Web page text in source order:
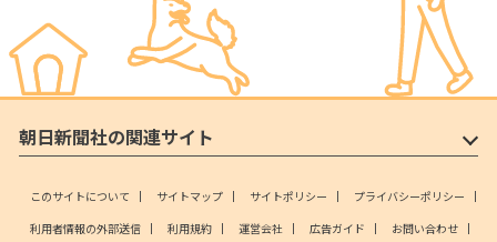
朝日新聞社の関連サイト
このサイトについて サイトマップ サイトポリシー
プライバシーポリシー
利用者情報の外部送信
利用規約 運営会社 広告ガイド
お問い合わせ